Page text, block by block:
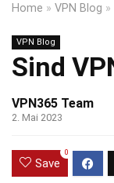
Home » VPN Blog »
VPN Blog
Sind
VPN365 Team
2. Mai 2023
Save
0